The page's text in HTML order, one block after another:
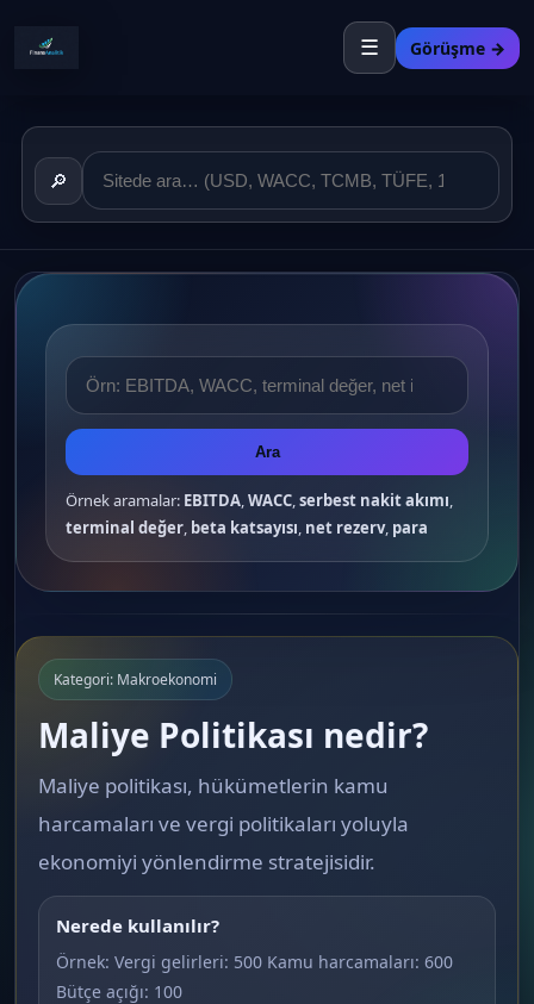
☰ Görüşme →
🔎
Ara
Örnek aramalar: EBITDA,WACC,serbest nakit akımı,
terminal değer, beta katsayısı, net rezerv, para
Kategori: Makroekonomi
Maliye Politikası nedir?
Maliye politikası, hükümetlerin kamu
harcamaları ve vergi politikaları yoluyla
ekonomiyi yönlendirme stratejisidir.
Nerede kullanılır?
Örnek: Vergi gelirleri: 500 Kamu harcamaları: 600
Bütçe açığı: 100